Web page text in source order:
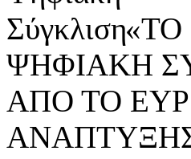
«ΤΟ
ΨΗΦΙΑΚΗ
ΑΠΟ ΤΟ